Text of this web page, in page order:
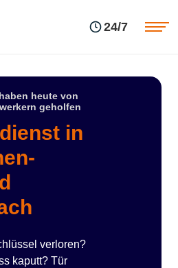
24/7
heute von
geholfen
in
verloren?
kaputt? Tür